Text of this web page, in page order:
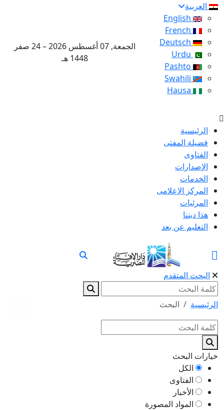
العربية
الجمعة, 07 أغسطس 2026 – 24 صفر
1448 هـ
الرئيسية
فضيلة المفتى
الفتاوى
الإصدارات
الخدمات
المركز الإعلامى
المرئيات
هذا ديننا
التعليم عن بعد
البحث المتقدم
الرئيسية البحث
خيارات البحث
الكل
الفتاوى
الأخبار
المواد المصورة